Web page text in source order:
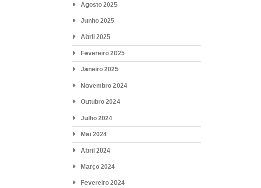
Agosto 2025
Junho 2025
Abril 2025
Fevereiro 2025
Janeiro 2025
Novembro 2024
Outubro 2024
Julho 2024
Mai 2024
Abril 2024
Março 2024
Fevereiro 2024